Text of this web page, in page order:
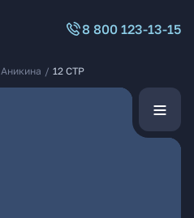
8 800 123-13-15
Аникина / 12 СТР